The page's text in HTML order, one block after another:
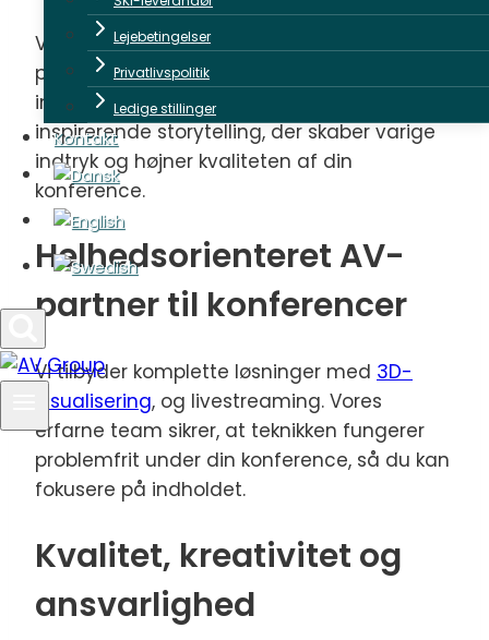
Lejebetingelser
Privatlivspolitik
Ledige stillinger
Kontakt
Vi hjælper dig med at flytte din
præsentation fra statiske slides til levende
indhold, interaktive elementer og
inspirerende storytelling, der skaber varige
indtryk og højner kvaliteten af din
konference.
Helhedsorienteret AV-
partner til konferencer
Vi tilbyder komplette løsninger med 3D-
visualisering, og livestreaming. Vores
erfarne team sikrer, at teknikken fungerer
problemfrit under din konference, så du kan
fokusere på indholdet.
Kvalitet, kreativitet og
ansvarlighed